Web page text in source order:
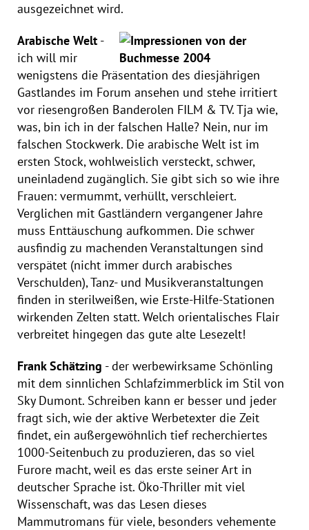
ausgezeichnet wird.
Arabische Welt -
ich will mir
wenigstens die Präsentation des diesjährigen
Gastlandes im Forum ansehen und stehe irritiert
vor riesengroßen Banderolen FILM & TV. Tja wie,
was, bin ich in der falschen Halle? Nein, nur im
falschen Stockwerk. Die arabische Welt ist im
ersten Stock, wohlweislich versteckt, schwer,
uneinladend zugänglich. Sie gibt sich so wie ihre
Frauen: vermummt, verhüllt, verschleiert.
Verglichen mit Gastländern vergangener Jahre
muss Enttäuschung aufkommen. Die schwer
ausfindig zu machenden Veranstaltungen sind
verspätet (nicht immer durch arabisches
Verschulden), Tanz- und Musikveranstaltungen
finden in sterilweißen, wie Erste-Hilfe-Stationen
wirkenden Zelten statt. Welch orientalisches Flair
verbreitet hingegen das gute alte Lesezelt!
Frank Schätzing - der werbewirksame Schönling
mit dem sinnlichen Schlafzimmerblick im Stil von
Sky Dumont. Schreiben kann er besser und jeder
fragt sich, wie der aktive Werbetexter die Zeit
findet, ein außergewöhnlich tief recherchiertes
1000-Seitenbuch zu produzieren, das so viel
Furore macht, weil es das erste seiner Art in
deutscher Sprache ist. Öko-Thriller mit viel
Wissenschaft, was das Lesen dieses
Mammutromans für viele, besonders vehemente